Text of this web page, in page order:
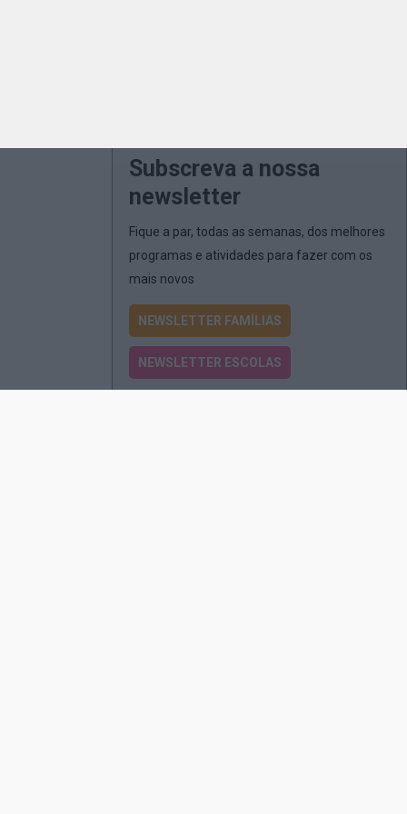
Subscreva a nossa
newsletter
Fique a par, todas as semanas, dos melhores
programas e atividades para fazer com os
mais novos
NEWSLETTER FAMÍLIAS
NEWSLETTER ESCOLAS